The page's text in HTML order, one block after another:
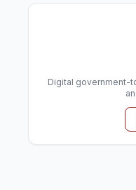
Digital government-